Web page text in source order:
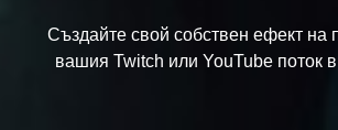
Създайте свой собствен ефект на
вашия Twitch или YouTube поток